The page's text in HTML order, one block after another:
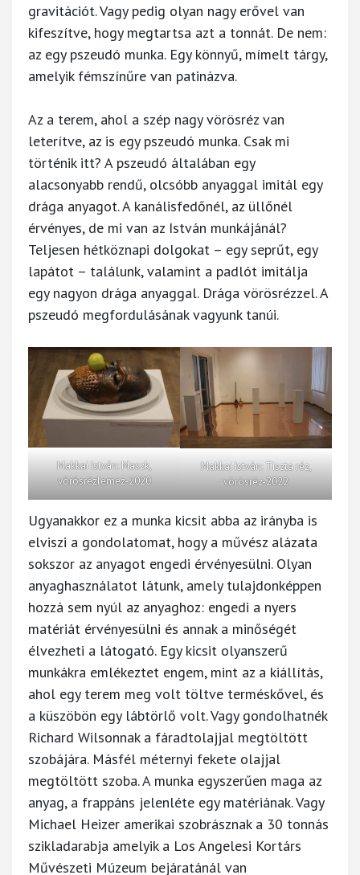
gravitációt. Vagy pedig olyan nagy erővel van
kifeszítve, hogy megtartsa azt a tonnát. De nem:
az egy pszeudó munka. Egy könnyű, mímelt tárgy,
amelyik fémszínűre van patinázva.
Az a terem, ahol a szép nagy vörösréz van
leterítve, az is egy pszeudó munka. Csak mi
történik itt? A pszeudó általában egy
alacsonyabb rendű, olcsóbb anyaggal imitál egy
drága anyagot. A kanálisfedőnél, az üllőnél
érvényes, de mi van az István munkájánál?
Teljesen hétköznapi dolgokat – egy seprűt, egy
lapátot – találunk, valamint a padlót imitálja
egy nagyon drága anyaggal. Drága vörösrézzel. A
pszeudó megfordulásának vagyunk tanúi.
Makkai István: Maszk,
vörösrézlemez-2020
Makkai István: Tiszta réz,
vörösréz-2022
Ugyanakkor ez a munka kicsit abba az irányba is
elviszi a gondolatomat, hogy a művész alázata
sokszor az anyagot engedi érvényesülni. Olyan
anyaghasználatot látunk, amely tulajdonképpen
hozzá sem nyúl az anyaghoz: engedi a nyers
matériát érvényesülni és annak a minőségét
élvezheti a látogató. Egy kicsit olyanszerű
munkákra emlékeztet engem, mint az a kiállítás,
ahol egy terem meg volt töltve terméskővel, és
a küszöbön egy lábtörlő volt. Vagy gondolhatnék
Richard Wilsonnak a fáradtolajjal megtöltött
szobájára. Másfél méternyi fekete olajjal
megtöltött szoba. A munka egyszerűen maga az
anyag, a frappáns jelenléte egy matériának. Vagy
Michael Heizer amerikai szobrásznak a 30 tonnás
szikladarabja amelyik a Los Angelesi Kortárs
Művészeti Múzeum bejáratánál van